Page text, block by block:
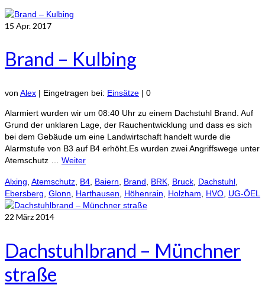
15 Apr. 2017
Brand – Kulbing
von Alex | Eingetragen bei: Einsätze | 0
Alarmiert wurden wir um 08:40 Uhr zu einem Dachstuhl Brand. Auf
Grund der unklaren Lage, der Rauchentwicklung und dass es sich
bei dem Gebäude um eine Landwirtschaft handelt wurde die
Alarmstufe von B3 auf B4 erhöht.Es wurden zwei Angriffswege unter
Atemschutz … Weiter
Alxing Atemschutz B4 Baiern Brand BRK Bruck Dachstuhl
Ebersberg Glonn Harthausen Höhenrain Holzham HVO UG-ÖEL
22 März 2014
Dachstuhlbrand – Münchner
straße